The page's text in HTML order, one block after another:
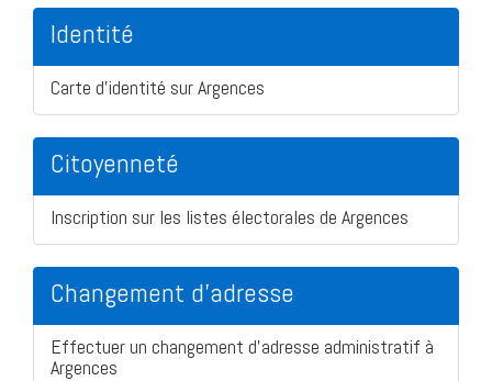
Identité
Carte d'identité sur Argences
Citoyenneté
Inscription sur les listes électorales de Argences
Changement d'adresse
Effectuer un changement d'adresse administratif à
Argences